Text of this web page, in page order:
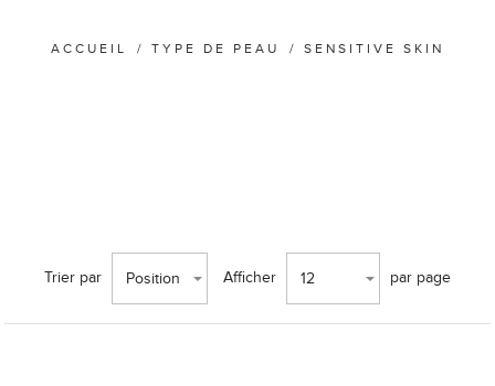
ACCUEIL / TYPE DE PEAU / SENSITIVE SKIN
Trier par Position Afficher 12 par page